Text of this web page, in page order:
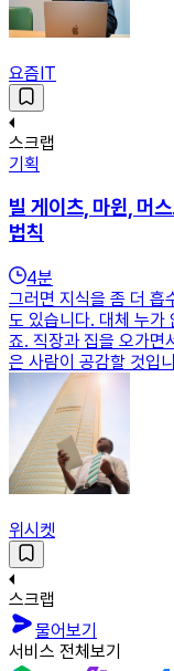
요즘IT
스크랩
기획
빌 게이츠, 마윈, 머
법칙
4분
그러면 지식을 좀 더 흡
도 있습니다. 대체 누가
죠. 직장과 집을 오가면
은 사람이 공감할 것입
위시켓
스크랩
물어보기
서비스 전체보기